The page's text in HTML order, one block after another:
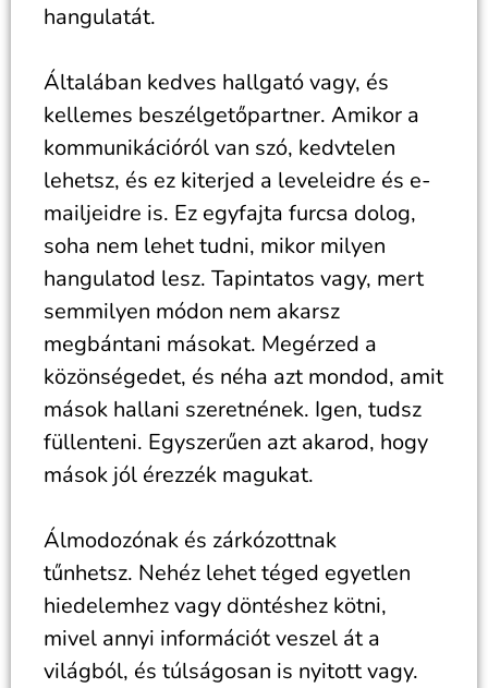
hangulatát.
Általában kedves hallgató vagy, és
kellemes beszélgetőpartner. Amikor a
kommunikációról van szó, kedvtelen
lehetsz, és ez kiterjed a leveleidre és e-
mailjeidre is. Ez egyfajta furcsa dolog,
soha nem lehet tudni, mikor milyen
hangulatod lesz. Tapintatos vagy, mert
semmilyen módon nem akarsz
megbántani másokat. Megérzed a
közönségedet, és néha azt mondod, amit
mások hallani szeretnének. Igen, tudsz
füllenteni. Egyszerűen azt akarod, hogy
mások jól érezzék magukat.
Álmodozónak és zárkózottnak
tűnhetsz. Nehéz lehet téged egyetlen
hiedelemhez vagy döntéshez kötni,
mivel annyi információt veszel át a
világból, és túlságosan is nyitott vagy.